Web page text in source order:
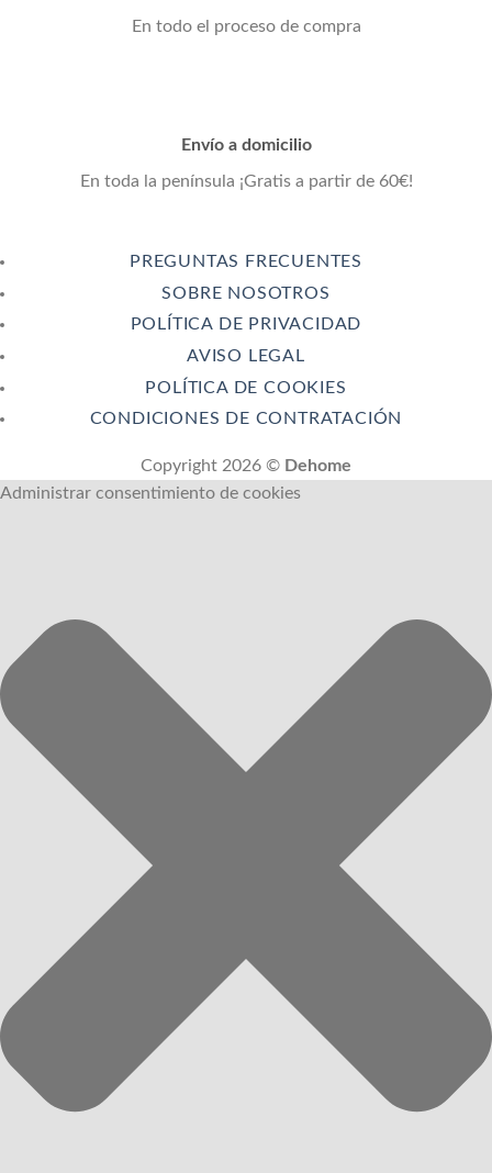
En todo el proceso de compra
Envío a domicilio
En toda la península ¡Gratis a partir de 60€!
PREGUNTAS FRECUENTES
SOBRE NOSOTROS
POLÍTICA DE PRIVACIDAD
AVISO LEGAL
POLÍTICA DE COOKIES
CONDICIONES DE CONTRATACIÓN
Copyright 2026 © Dehome
Administrar consentimiento de cookies